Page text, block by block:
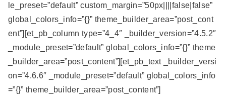
le_preset=”default” custom_margin=”50px||||false|false”
global_colors_info=”{}” theme_builder_area=”post_cont
ent”][et_pb_column type=”4_4″ _builder_version=”4.5.2″
_module_preset=”default” global_colors_info=”{}” theme
_builder_area=”post_content”][et_pb_text _builder_versi
on=”4.6.6″ _module_preset=”default” global_colors_info
=”{}” theme_builder_area=”post_content”]